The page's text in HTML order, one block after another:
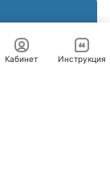
Кабинет Инструкция